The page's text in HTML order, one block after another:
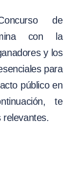
de
con la
y los
para
público en
te
relevantes.